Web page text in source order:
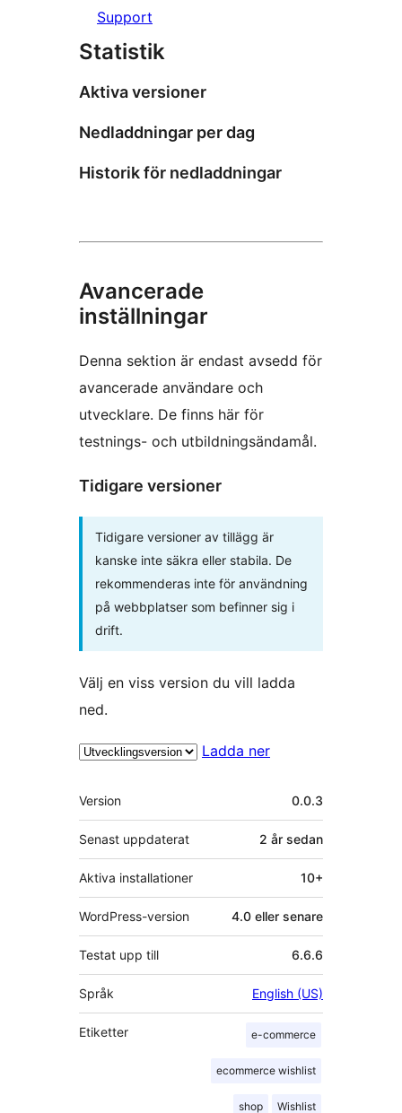
Support
Statistik
Aktiva versioner
Nedladdningar per dag
Historik för nedladdningar
Avancerade
inställningar
Denna sektion är endast avsedd för
avancerade användare och
utvecklare. De finns här för
testnings- och utbildningsändamål.
Tidigare versioner
Tidigare versioner av tillägg är
kanske inte säkra eller stabila. De
rekommenderas inte för användning
på webbplatser som befinner sig i
drift.
Välj en viss version du vill ladda
ned.
Ladda ner
Meta
Version 0.0.3
Senast uppdaterat 2 år sedan
Aktiva installationer 10+
WordPress-version 4.0 eller senare
Testat upp till 6.6.6
Språk English (US)
Etiketter e-commerce
ecommerce wishlist
shop Wishlist